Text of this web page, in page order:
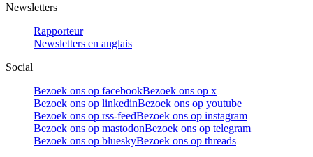
Newsletters
Rapporteur
Newsletters en anglais
Social
Bezoek ons op facebookBezoek ons op x
Bezoek ons op linkedinBezoek ons op youtube
Bezoek ons op rss-feedBezoek ons op instagram
Bezoek ons op mastodonBezoek ons op telegram
Bezoek ons op blueskyBezoek ons op threads